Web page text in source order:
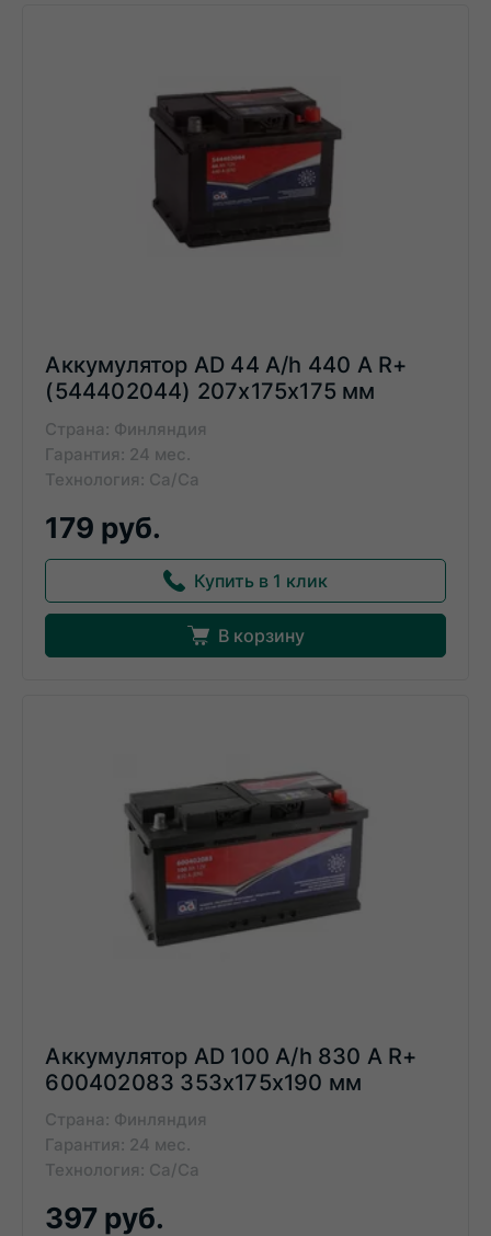
Аккумулятор AD 44 A/h 440 А R+
(544402044) 207x175x175 мм
Страна: Финляндия
Гарантия: 24 мес.
Технология: Ca/Ca
179 руб.
Купить в 1 клик
В корзину
Аккумулятор AD 100 A/h 830 А R+
600402083 353x175x190 мм
Страна: Финляндия
Гарантия: 24 мес.
Технология: Ca/Ca
397 руб.